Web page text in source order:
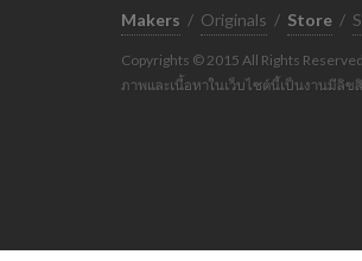
Makers / Originals / Store /
Copyrights © 2015 All Rights
ภาพและเนื้อหาในเว็บไซต์นี้เป็นงานมีลิ